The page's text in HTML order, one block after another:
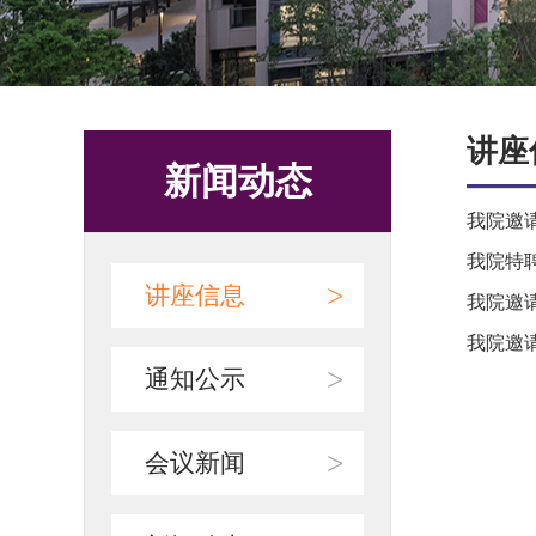
新闻动态
讲座信息 >
通知公示 >
会议新闻 >
讲
我院邀
我院特
我院邀
我院邀